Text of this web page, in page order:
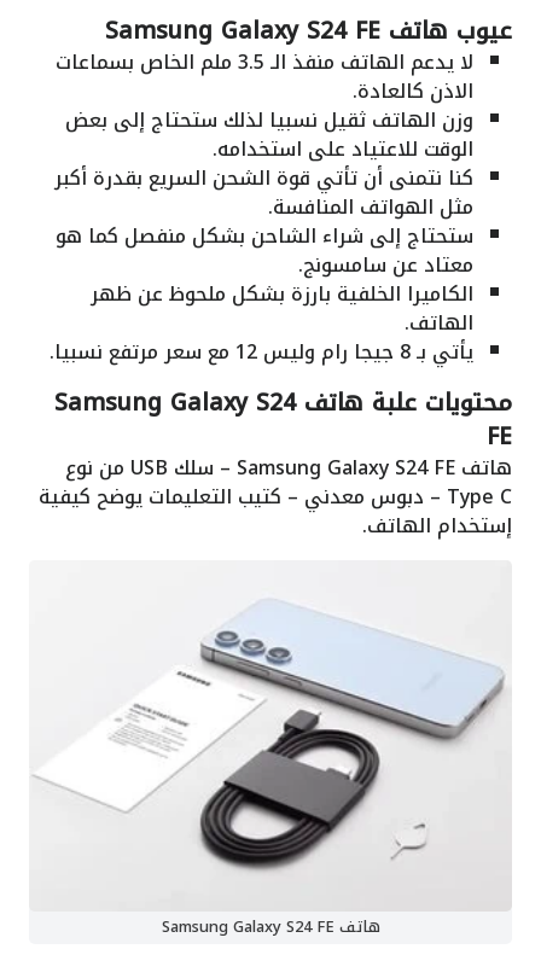
عيوب هاتف Samsung Galaxy S24 FE
لا يدعم الهاتف منفذ الـ 3.5 ملم الخاص بسماعات
الاذن كالعادة.
وزن الهاتف ثقيل نسبيا لذلك ستحتاج إلى بعض
الوقت للاعتياد على استخدامه.
كنا نتمنى أن تأتي قوة الشحن السريع بقدرة أكبر
مثل الهواتف المنافسة.
ستحتاج إلى شراء الشاحن بشكل منفصل كما هو
معتاد عن سامسونج.
الكاميرا الخلفية بارزة بشكل ملحوظ عن ظهر
الهاتف.
يأتي بـ 8 جيجا رام وليس 12 مع سعر مرتفع نسبيا.
محتويات علبة هاتف Samsung Galaxy S24
FE
هاتف Samsung Galaxy S24 FE – سلك USB من نوع
Type C – دبوس معدني – كتيب التعليمات يوضح كيفية
إستخدام الهاتف.
هاتف Samsung Galaxy S24 FE